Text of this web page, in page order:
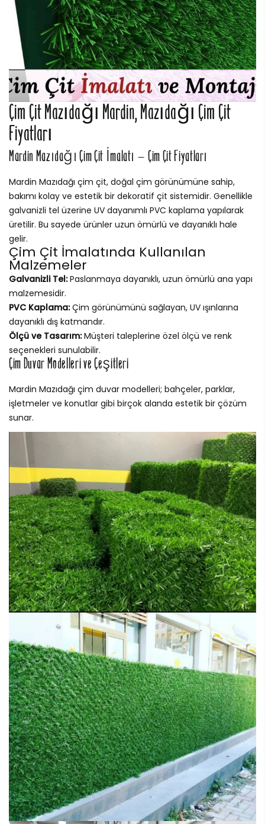
Çim Çit Mazıdağı Mardin, Mazıdağı Çim Çit
Fiyatları
Mardin Mazıdağı Çim Çit İmalatı – Çim Çit Fiyatları
Mardin Mazıdağı çim çit, doğal çim görünümüne sahip,
bakımı kolay ve estetik bir dekoratif çit sistemidir. Genellikle
galvanizli tel üzerine UV dayanımlı PVC kaplama yapılarak
üretilir. Bu sayede ürünler uzun ömürlü ve dayanıklı hale
gelir.
Çim Çit İmalatında Kullanılan
Malzemeler
Galvanizli Tel:Paslanmaya dayanıklı, uzun ömürlü ana yapı
malzemesidir.
PVC Kaplama:Çim görünümünü sağlayan, UV ışınlarına
dayanıklı dış katmandır.
Ölçü ve Tasarım:Müşteri taleplerine özel ölçü ve renk
seçenekleri sunulabilir.
Çim Duvar Modelleri ve Çeşitleri
Mardin Mazıdağı çim duvar modelleri; bahçeler, parklar,
işletmeler ve konutlar gibi birçok alanda estetik bir çözüm
sunar.